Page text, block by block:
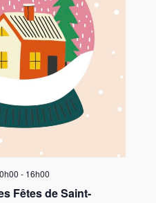
Fêtes de Saint-
- 16h00